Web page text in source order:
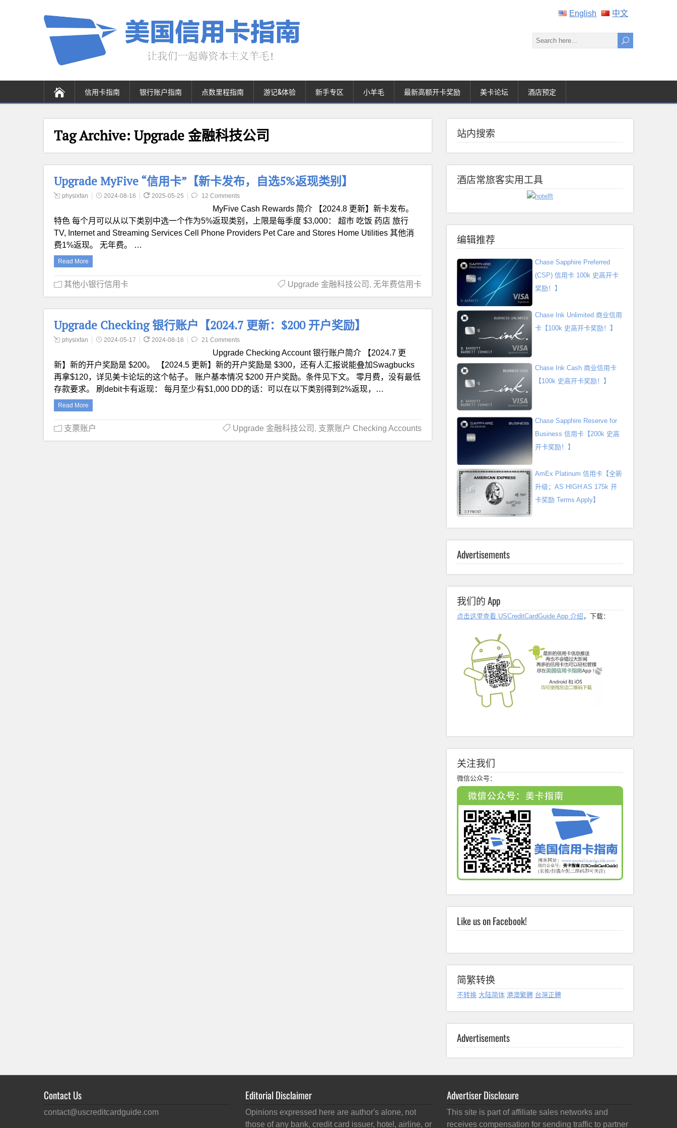
English 中文
信用卡指南 银行账户指南 点数里程指南 游记&体验 新手专区 小羊毛 最新高额开卡奖励 美卡论坛 酒店预定
Tag Archive: Upgrade 金融科技公司
Upgrade MyFive “信用卡”【新卡发布，自选5%返现类别】
physixfan 2024-08-16 2025-05-25 12 Comments
MyFive Cash Rewards 简介 【2024.8 更新】新卡发布。
特色 每个月可以从以下类别中选一个作为5%返现类别，上限是每季度 $3,000： 超市 吃饭 药店 旅行
TV, Internet and Streaming Services Cell Phone Providers Pet Care and Stores Home Utilities 其他消
费1%返现。 无年费。 …
Read More
其他小银行信用卡 Upgrade 金融科技公司 , 无年费信用卡
Upgrade Checking 银行账户【2024.7 更新：$200 开户奖励】
physixfan 2024-05-17 2024-08-16 21 Comments
Upgrade Checking Account 银行账户简介 【2024.7 更
新】新的开户奖励是 $200。 【2024.5 更新】新的开户奖励是 $300，还有人汇报说能叠加Swagbucks
再拿$120，详见美卡论坛的这个帖子。 账户基本情况 $200 开户奖励。条件见下文。 零月费，没有最低
存款要求。 刷debit卡有返现： 每月至少有$1,000 DD的话：可以在以下类别得到2%返现，…
Read More
支票账户 Upgrade 金融科技公司 , 支票账户 Checking Accounts
站内搜索
酒店常旅客实用工具
编辑推荐
Chase Sapphire Preferred
(CSP) 信用卡 100k 史高开卡
奖励！】
Chase Ink Unlimited 商业信用
卡【100k 史高开卡奖励！】
Chase Ink Cash 商业信用卡
【100k 史高开卡奖励！】
Chase Sapphire Reserve for
Business 信用卡【200k 史高
开卡奖励！】
AmEx Platinum 信用卡【全新
升级；AS HIGH AS 175k 开
卡奖励 Terms Apply】
Advertisements
我们的 App
点击这里查看 USCreditCardGuide App 介绍 ，下载：
关注我们
微信公众号：
Like us on Facebook!
简繁转换
不转换 大陆简体 港澳繁體 台灣正體
Advertisements
Contact Us
contact@uscreditcardguide.com
Editorial Disclaimer
Opinions expressed here are author's alone, not
those of any bank, credit card issuer, hotel, airline, or
Advertiser Disclosure
This site is part of affiliate sales networks and
receives compensation for sending traffic to partner